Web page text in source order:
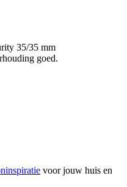
35/35 mm
goed.
voor jouw huis en